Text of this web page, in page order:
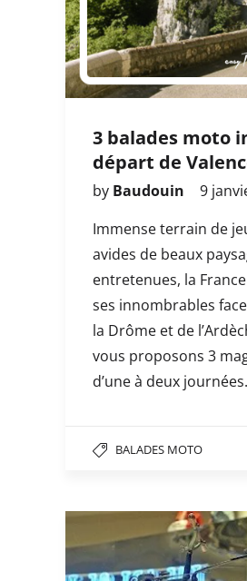
3 balades moto
départ de
by Baudouin
9
Immense terrain de
avides de beaux
entretenues, la
ses innombrables
la Drôme et de
vous proposons 3
d’une à deux
BALADES MOTO